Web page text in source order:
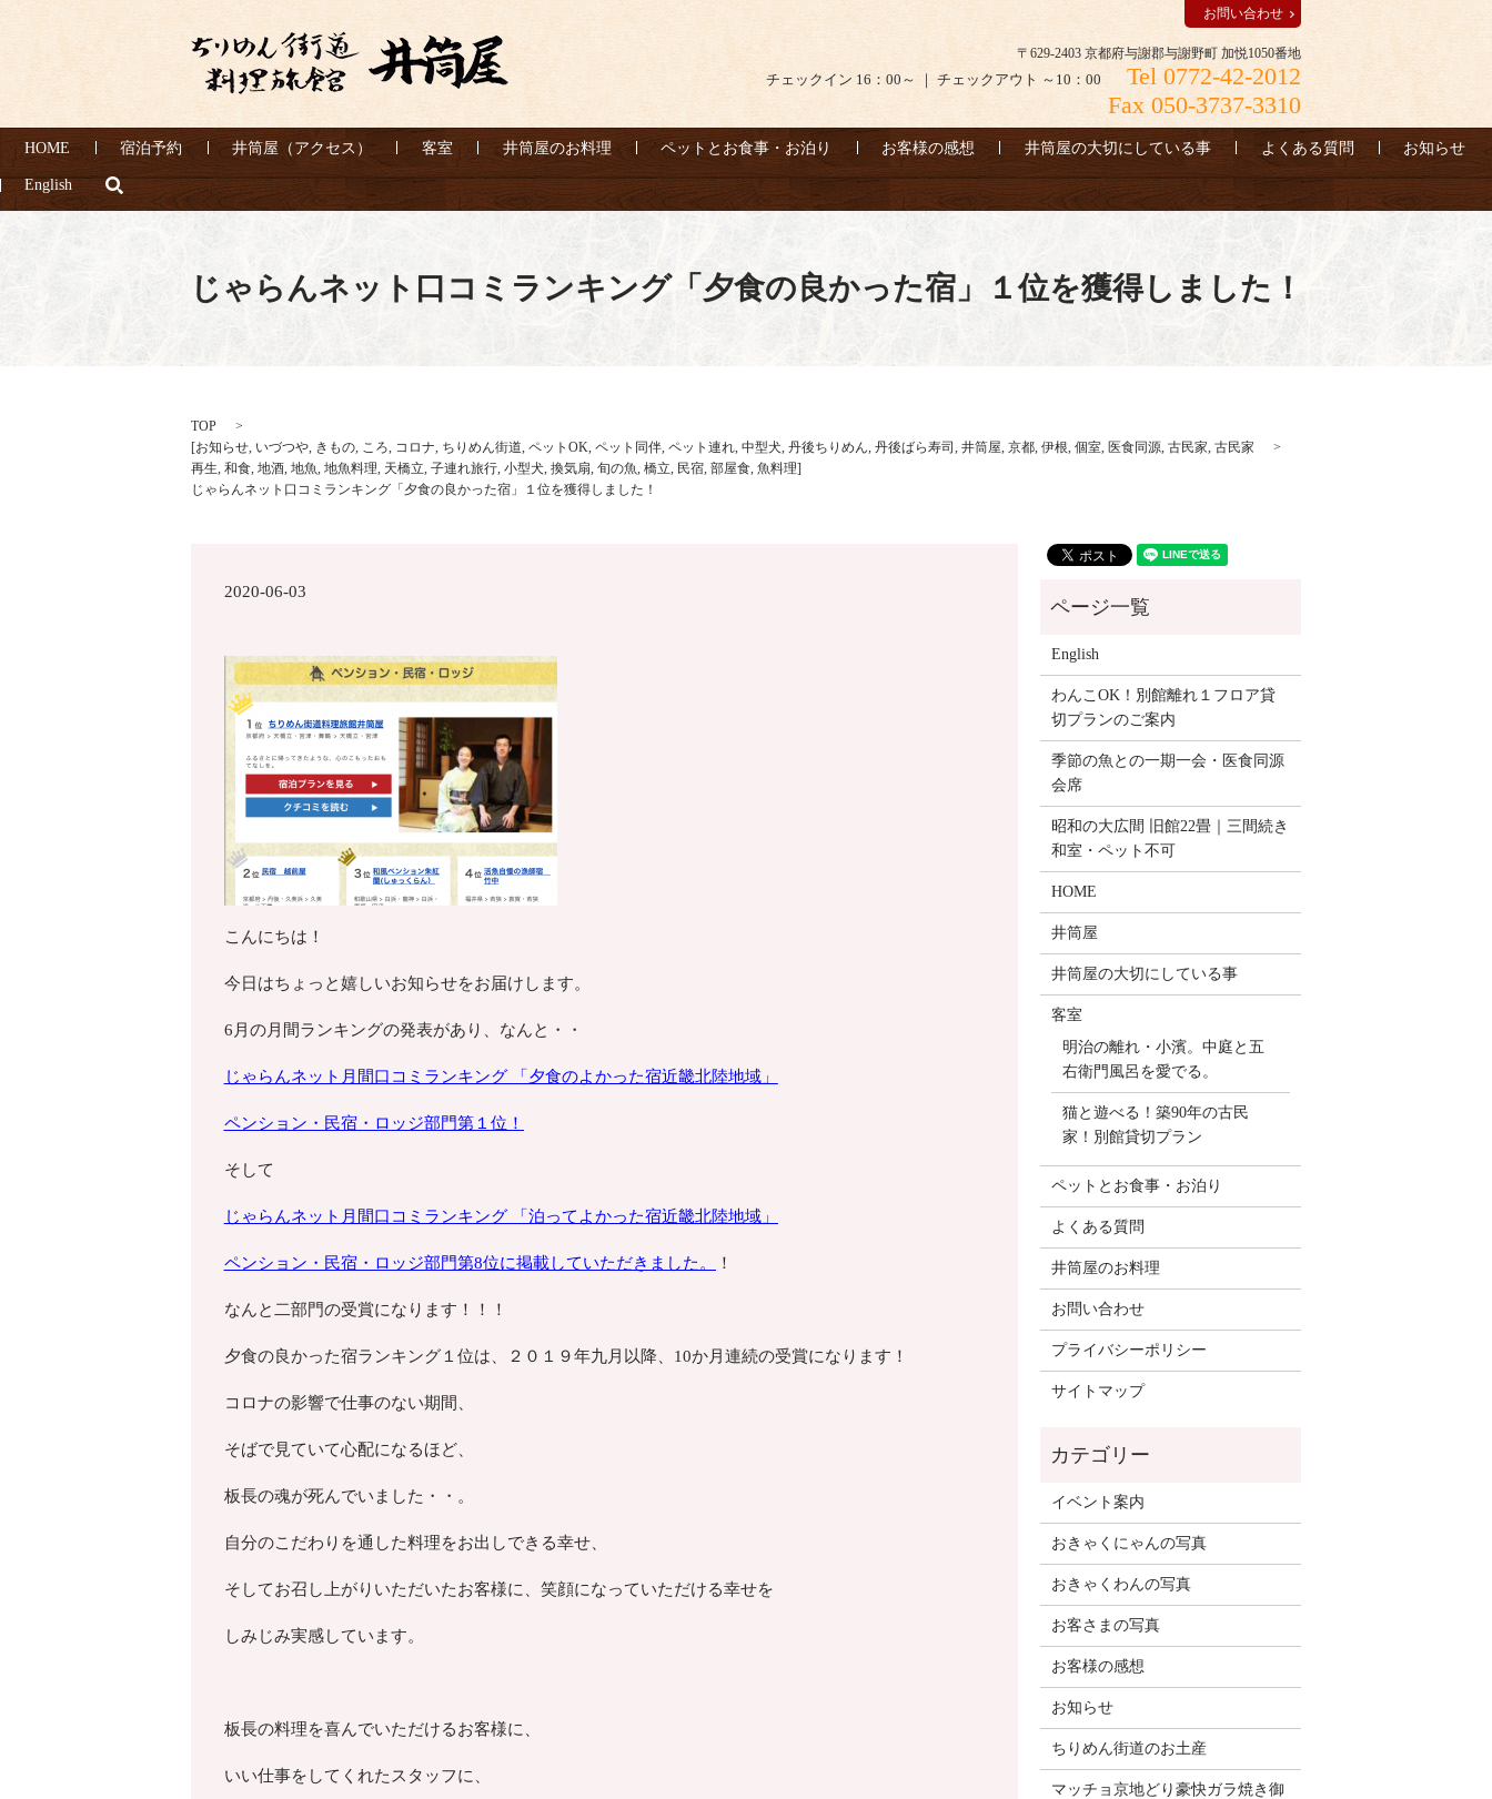
〒629-2403 京都府与謝郡与謝野町 加悦1050番地
チェックイン 16：00～ ｜ チェックアウト ～10：00
Tel 0772-42-2012
Fax 050-3737-3310
お問い合わせ
HOME 宿泊予約 井筒屋（アクセス） 客室 井筒屋のお料理 ペットとお食事・お泊り お客様の感想 井筒屋の大切にしている事 よくある質問 お知らせ
English
じゃらんネット口コミランキング「夕食の良かった宿」１位を獲得しました！
TOP
[お知らせ, いづつや, きもの, ころ, コロナ, ちりめん街道, ペットOK, ペット同伴, ペット連れ, 中型犬, 丹後ちりめん, 丹後ばら寿司 , 井筒屋, 京都, 伊根, 個室, 医食同源, 古民家, 古民家
再生, 和食, 地酒, 地魚, 地魚料理, 天橋立, 子連れ旅行, 小型犬, 換気扇, 旬の魚, 橋立, 民宿, 部屋食, 魚料理]
じゃらんネット口コミランキング「夕食の良かった宿」１位を獲得しました！
2020-06-03
こんにちは！
今日はちょっと嬉しいお知らせをお届けします。
6月の月間ランキングの発表があり、なんと・・
じゃらんネット月間口コミランキング 「夕食のよかった宿近畿北陸地域」
ペンション・ 民宿・ロッジ部門第１位！
そして
じゃらんネット月間口コミランキング 「泊ってよかった宿近畿北陸地域」
ペンション・ 民宿・ロッジ部門第8位に掲載していただきました。 ！
なんと二部門の受賞になります！！！
夕食の良かった宿ランキング１位は、２０１９年九月以降、10か月連続の受賞になります！
コロナの影響で仕事のない期間、
そばで見ていて心配になるほど、
板長の魂が死んでいました・・。
自分のこだわりを通した料理をお出しできる幸せ、
そしてお召し上がりいただいたお客様に、笑顔になっていただける幸せを
しみじみ実感しています。
板長の料理を喜んでいただけるお客様に、
いい仕事をしてくれたスタッフに、
English
わんこOK！別館離れ１フロア貸
切プランのご案内
季節の魚との一期一会・医食同源
会席
昭和の大広間 旧館22畳｜三間続き
和室・ペット不可
HOME
井筒屋
井筒屋の大切にしている事
客室
明治の離れ・小濱。中庭と五
右衛門風呂を愛でる。
猫と遊べる！築90年の古民
家！別館貸切プラン
ペットとお食事・お泊り
よくある質問
井筒屋のお料理
お問い合わせ
プライバシーポリシー
サイトマップ
イベント案内
おきゃくにゃんの写真
おきゃくわんの写真
お客さまの写真
お客様の感想
お知らせ
ちりめん街道のお土産
マッチョ京地どり豪快ガラ焼き御